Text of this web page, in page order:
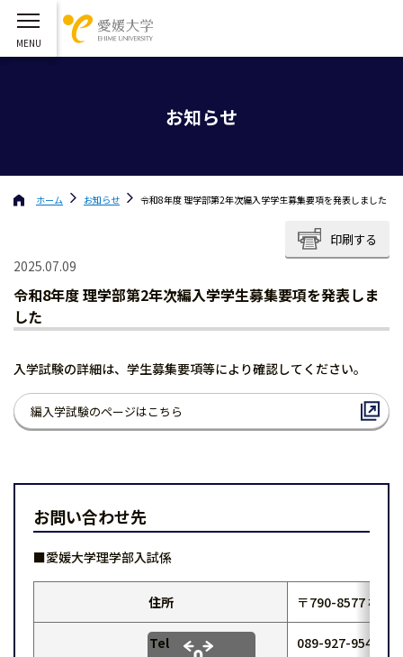
お知らせ
ホーム お知らせ 令和8年度 理学部第2年次編入学学生募集要項を発表しました
印刷する
2025.07.09
令和8年度 理学部第2年次編入学学生募集要項を発表しま
した
入学試験の詳細は、学生募集要項等により確認してください。
編入学試験のページはこちら
お問い合わせ先
■愛媛大学理学部入試係
住所 〒790-8577 松山
Tel 089-927-9546